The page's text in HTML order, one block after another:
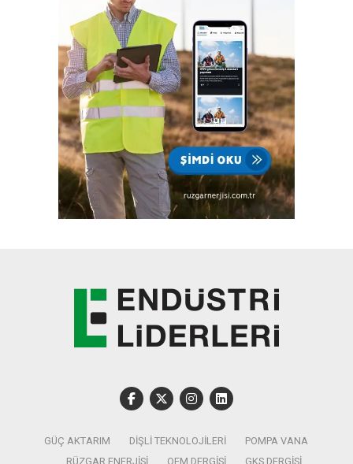
GÜÇ AKTARIM DIŞLI TEKNOLOJILERI
POMPA VANA
RÜZGAR ENERJISI
OEM DERGISI GKS DERGISI